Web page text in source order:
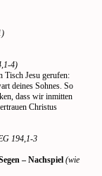
4)
Tisch Jesu gerufen:
deines Sohnes. So
dass wir inmitten
Christus
194,1-3
– Nachspiel (wie